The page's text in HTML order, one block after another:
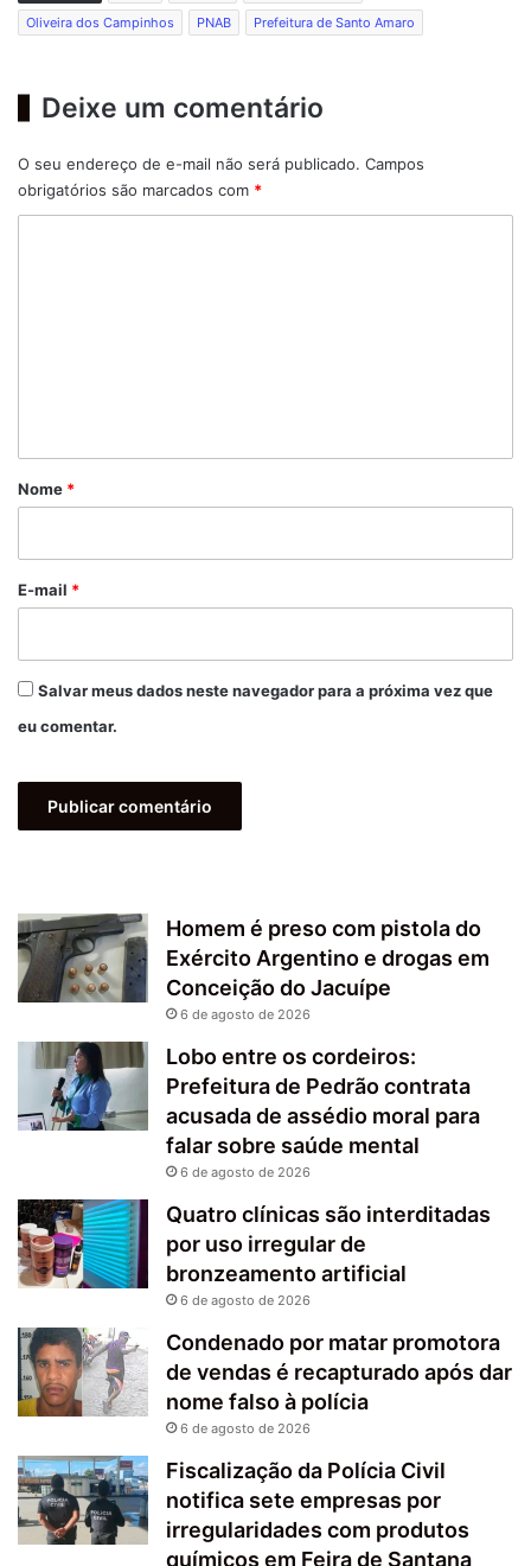
Oliveira dos Campinhos
PNAB Prefeitura de Santo Amaro
Deixe um comentário
O seu endereço de e-mail não será publicado. Campos
obrigatórios são marcados com *
r
*
Nome *
E-mail *
Salvar meus dados neste navegador para a próxima vez que
eu comentar.
Homem é preso com pistola do
Exército Argentino e drogas em
Conceição do Jacuípe
6 de agosto de 2026
Lobo entre os cordeiros:
Prefeitura de Pedrão contrata
acusada de assédio moral para
falar sobre saúde mental
6 de agosto de 2026
Quatro clínicas são interditadas
por uso irregular de
bronzeamento artificial
6 de agosto de 2026
Condenado por matar promotora
de vendas é recapturado após dar
nome falso à polícia
6 de agosto de 2026
Fiscalização da Polícia Civil
notifica sete empresas por
irregularidades com produtos
químicos em Feira de Santana